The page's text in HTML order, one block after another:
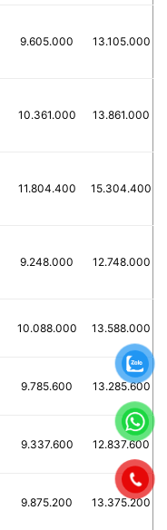
9.605.000 13.105.000
10.361.000 13.861.000
11.804.400 15.304.400
9.248.000 12.748.000
10.088.000 13.588.000
9.785.600 13.285.600
9.337.600 12.837.600
9.875.200 13.375.200